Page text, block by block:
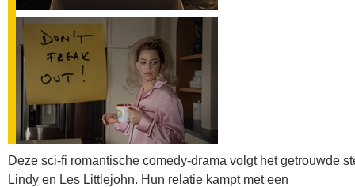
Deze sci-fi romantische comedy-drama volgt het getrouwde
Lindy en Les Littlejohn. Hun relatie kampt met een